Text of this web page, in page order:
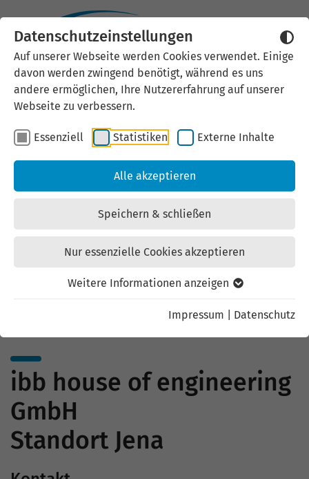
Datenschutzeinstellungen
Auf unserer Webseite werden Cookies verwendet. Einige
davon werden zwingend benötigt, während es uns
andere ermöglichen, Ihre Nutzererfahrung auf unserer
Webseite zu verbessern.
Essenziell Statistiken Externe Inhalte
Alle akzeptieren
Speichern & schließen
Nur essenzielle Cookies akzeptieren
Weitere Informationen anzeigen
Impressum Datenschutz
Externen Inhalt laden
Wir verwenden auf unserer
Website externe Inhalte, um Ihnen
zusätzliche Informationen
anzubieten. Einige externe Inhalte
(z.B. Google Maps, Youtube)
können persönliche Daten (z.B. IP-
Mit der Bestätigung erklären Sie
ibb house of engineering
GmbH
Standort Jena